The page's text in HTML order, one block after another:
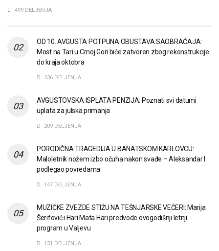
499 DELJENJA
OD 10. AVGUSTA POTPUNA OBUSTAVA SAOBRAĆAJA:
Most na Tari u Crnoj Gori biće zatvoren zbog rekonstrukcije
do kraja oktobra
236 DELJENJA
AVGUSTOVSKA ISPLATA PENZIJA: Poznati svi datumi
uplata za julska primanja
209 DELJENJA
PORODIČNA TRAGEDIJA U BANATSKOM KARLOVCU:
Maloletnik nožem izbo očuha nakon svađe – Aleksandar I.
podlegao povredama
147 DELJENJA
MUZIČKE ZVEZDE STIŽU NA TEŠNJARSKE VEČERI: Marija
Šerifović i Hari Mata Hari predvode ovogodišnji letnji
program u Valjevu
151 DELJENJA